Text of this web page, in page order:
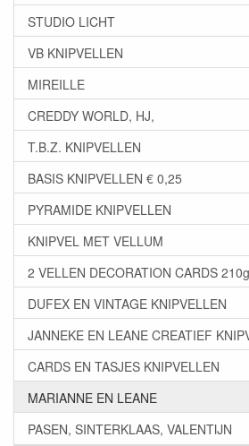
STUDIO LICHT
VB KNIPVELLEN
MIREILLE
CREDDY WORLD, HJ,
T.B.Z. KNIPVELLEN
BASIS KNIPVELLEN € 0,25
PYRAMIDE KNIPVELLEN
KNIPVEL MET VELLUM
2 VELLEN DECORATION CARDS
DUFEX EN VINTAGE KNIPVELLEN
JANNEKE EN LEANE CREATIEF
CARDS EN TASJES KNIPVELLEN
MARIANNE EN LEANE
PASEN, SINTERKLAAS, VALENTIJN